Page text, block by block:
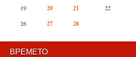
19
20 21 22
26
27 28
ВРЕМЕТО